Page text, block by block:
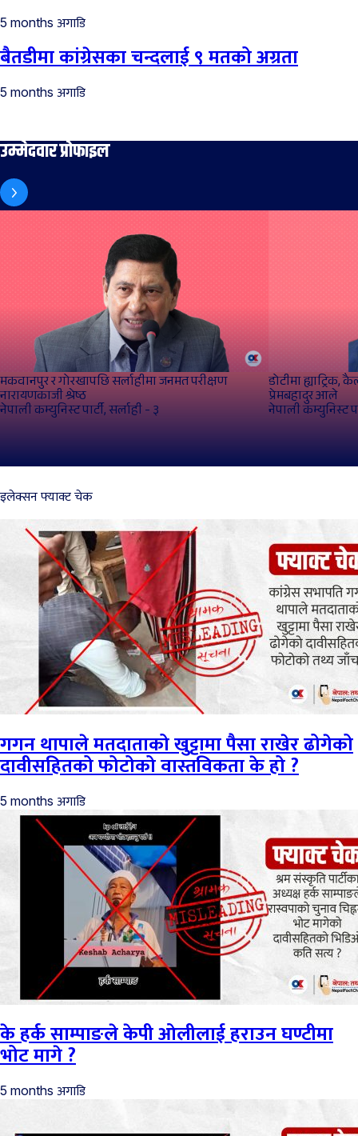
5 months अगाडि
बैतडीमा कांग्रेसका चन्दलाई ९ मतको अग्रता
5 months अगाडि
उम्मेदवार प्रोफाइल
मकवानपुर र गोरखापछि सर्लाहीमा जनमत परीक्षण
नारायणकाजी श्रेष्‍ठ
नेपाली कम्युनिस्ट पार्टी, सर्लाही - ३
डोटीमा ह्याट्रिक,
प्रेमबहादुर आले
नेपाली कम्युनिस्ट
इलेक्सन फ्याक्ट चेक
गगन थापाले मतदाताको खुट्टामा पैसा राखेर ढोगेको
दावीसहितको फोटोको वास्तविकता के हो ?
5 months अगाडि
के हर्क साम्पाङले केपी ओलीलाई हराउन घण्टीमा
भोट मागे ?
5 months अगाडि